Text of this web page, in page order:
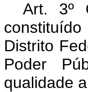
Art. 3º
Distrito
Poder
qualidade